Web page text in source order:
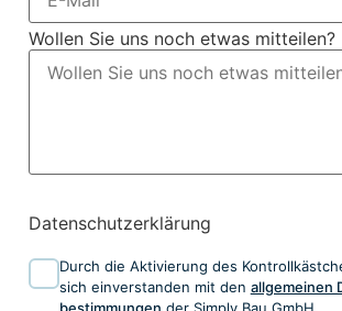
Wollen Sie uns noch etwas mitteilen?
Datenschutzerklärung
Durch die Aktivierung des
sich einverstanden mit den allgemeinen